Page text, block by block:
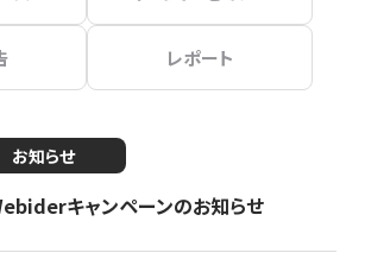
レポート
お知らせ
キャンペーンのお知らせ